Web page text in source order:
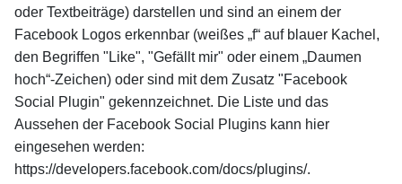
oder Textbeiträge) darstellen und sind an einem der
Facebook Logos erkennbar (weißes „f“ auf blauer Kachel,
den Begriffen "Like", "Gefällt mir" oder einem „Daumen
hoch“-Zeichen) oder sind mit dem Zusatz "Facebook
Social Plugin" gekennzeichnet. Die Liste und das
Aussehen der Facebook Social Plugins kann hier
eingesehen werden:
https://developers.facebook.com/docs/plugins/.